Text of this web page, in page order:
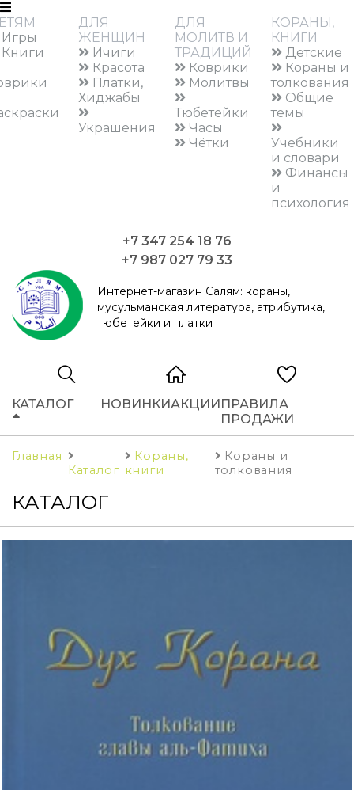
ДЛЯ
ЖЕНЩИН
Ичиги
Красота
Платки,
Хиджабы
Украшения
ДЛЯ
МОЛИТВ И
ТРАДИЦИЙ
Коврики
Молитвы
Тюбетейки
Часы
Чётки
КОРАНЫ,
КНИГИ
Детские
Кораны и
толкования
Общие
темы
Учебники
и словари
Финансы
и
психология
+7 347 254 18 76
+7 987 027 79 33
Интернет-магазин Салям: кораны,
мусульманская литература, атрибутика,
тюбетейки и платки
КАТАЛОГ НОВИНКИАКЦИИПРАВИЛА
ПРОДАЖИ
Главная
Каталог
Кораны,
книги
Кораны и
толкования
КАТАЛОГ